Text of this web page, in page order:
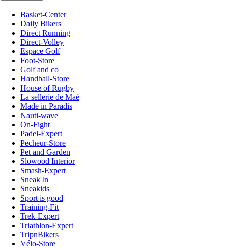
Basket-Center
Daily Bikers
Direct Running
Direct-Volley
Espace Golf
Foot-Store
Golf and co
Handball-Store
House of Rugby
La sellerie de Maé
Made in Paradis
Nauti-wave
On-Fight
Padel-Expert
Pecheur-Store
Pet and Garden
Slowood Interior
Smash-Expert
Sneak'In
Sneakids
Sport is good
Training-Fit
Trek-Expert
Triathlon-Expert
TripnBikers
Vélo-Store